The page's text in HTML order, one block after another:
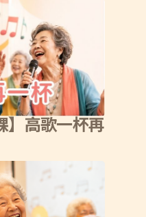
】高歌一杯再